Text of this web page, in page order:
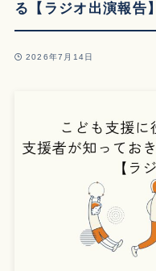
る【ラジオ出演報告】
2026年7月14日